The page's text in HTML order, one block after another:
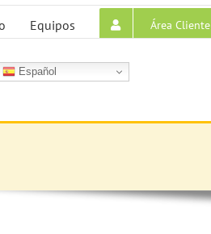
Equipos Área Cliente
Español